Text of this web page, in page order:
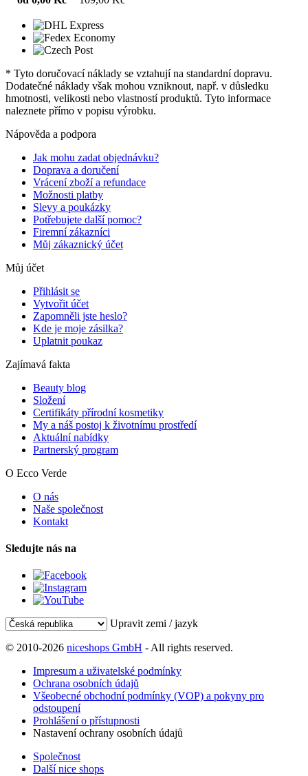
* Tyto doručovací náklady se vztahují na standardní dopravu.
Dodatečné náklady však mohou vzniknout, např. v důsledku
hmotnosti, velikosti nebo vlastností produktů. Tyto informace
naleznete přímo v popisu výrobku.
Nápověda a podpora
Jak mohu zadat objednávku?
Doprava a doručení
Vrácení zboží a refundace
Možnosti platby
Slevy a poukázky
Potřebujete další pomoc?
Firemní zákazníci
Můj zákaznický účet
Můj účet
Přihlásit se
Vytvořit účet
Zapomněli jste heslo?
Kde je moje zásilka?
Uplatnit poukaz
Zajímavá fakta
Beauty blog
Složení
Certifikáty přírodní kosmetiky
My a náš postoj k životnímu prostředí
Aktuální nabídky
Partnerský program
O Ecco Verde
O nás
Naše společnost
Kontakt
Sledujte nás na
Upravit zemi / jazyk
© 2010-2026 niceshops GmbH - All rights reserved.
Impresum a uživatelské podmínky
Ochrana osobních údajů
Všeobecné obchodní podmínky (VOP) a pokyny pro
odstoupení
Prohlášení o přístupnosti
Nastavení ochrany osobních údajů
Společnost
Další nice shops